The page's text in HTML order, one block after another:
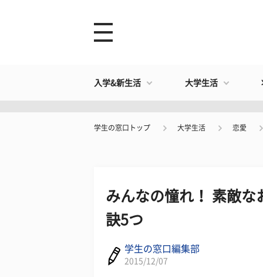
入学&新生活 大学生活
学生の窓口トップ 大学生活 恋愛
みんなの憧れ！ 素敵
訣5つ
学生の窓口編集部
2015/12/07